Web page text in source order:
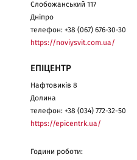
Слобожанський 117
Дніпро
телефон: +38 (067) 676-30-30
https://noviysvit.com.ua/
ЕПІЦЕНТР
Нафтовиків 8
Долина
телефон: +38 (034) 772-32-50
https://epicentrk.ua/
Години роботи: